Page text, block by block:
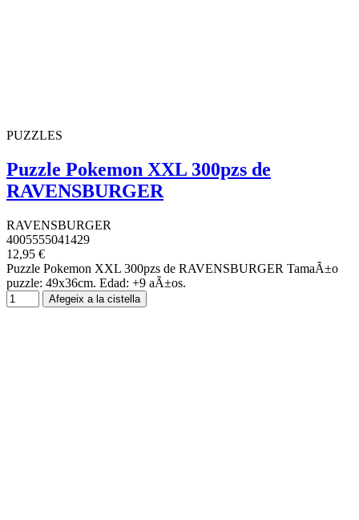
PUZZLES
Puzzle Pokemon XXL 300pzs de
RAVENSBURGER
RAVENSBURGER
4005555041429
12,95 €
Puzzle Pokemon XXL 300pzs de RAVENSBURGER TamaÃ±o
puzzle: 49x36cm. Edad: +9 aÃ±os.
Afegeix a la cistella